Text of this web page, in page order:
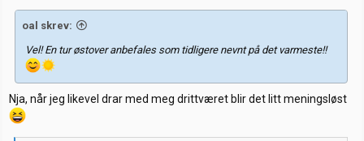
oal skrev:
Vel! En tur østover anbefales som tidligere nevnt på det varmeste!!
Nja, når jeg likevel drar med meg drittværet blir det litt meningsløst